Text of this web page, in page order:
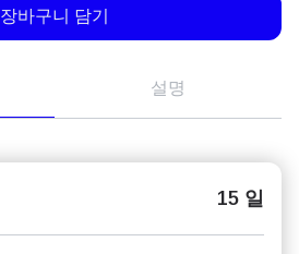
장바구니 담기
설명
15 일